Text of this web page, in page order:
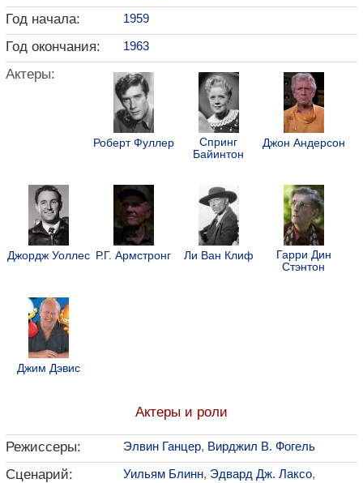
Год начала: 1959
Год окончания: 1963
Актеры:
Роберт Фуллер
Спринг
Байинтон
Джон Андерсон
Джордж Уоллес Р.Г. Армстронг Ли Ван Клиф
Гарри Дин
Стэнтон
Джим Дэвис
Актеры и роли
Режиссеры: Элвин Ганцер, Вирджил В. Фогель
Сценарий: Уильям Блинн, Эдвард Дж. Лаксо,